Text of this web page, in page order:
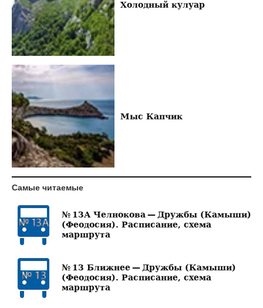
Холодный кулуар
Мыс Капчик
Самые читаемые
№ 13А Челнокова — Дружбы (Камыши)
(Феодосия). Расписание, схема
маршрута
№ 13 Ближнее — Дружбы (Камыши)
(Феодосия). Расписание, схема
маршрута